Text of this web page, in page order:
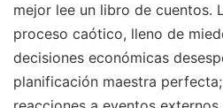
mejor lee un libro de cuentos.
proceso caótico, lleno de
decisiones económicas
planificación maestra